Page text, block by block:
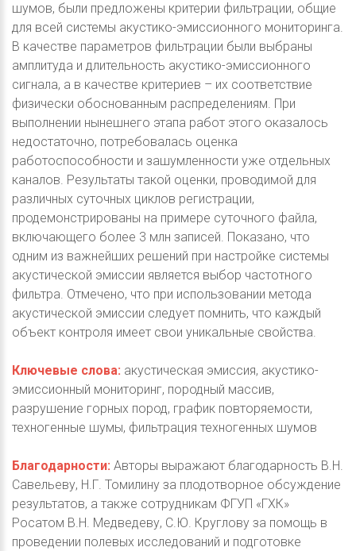
шумов, были предложены критерии фильтрации, общие
для всей системы акустико-эмиссионного мониторинга.
В качестве параметров фильтрации были выбраны
амплитуда и длительность акустико-эмиссионного
сигнала, а в качестве критериев – их соответствие
физически обоснованным распределениям. При
выполнении нынешнего этапа работ этого оказалось
недостаточно, потребовалась оценка
работоспособности и зашумленности уже отдельных
каналов. Результаты такой оценки, проводимой для
различных суточных циклов регистрации,
продемонстрированы на примере суточного файла,
включающего более 3 млн записей. Показано, что
одним из важнейших решений при настройке системы
акустической эмиссии является выбор частотного
фильтра. Отмечено, что при использовании метода
акустической эмиссии следует помнить, что каждый
объект контроля имеет свои уникальные свойства.
Ключевые слова: акустическая эмиссия, акустико-
эмиссионный мониторинг, породный массив,
разрушение горных пород, график повторяемости,
техногенные шумы, фильтрация техногенных шумов
Благодарности: Авторы выражают благодарность В.Н.
Савельеву, Н.Г. Томилину за плодотворное обсуждение
результатов, а также сотрудникам ФГУП «ГХК»
Росатом В.Н. Медведеву, С.Ю. Круглову за помощь в
проведении полевых исследований и подготовке